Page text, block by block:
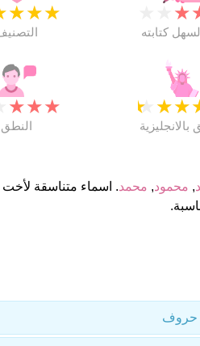
★
★
★ ★
كتابته
★
★
★
النطق
★
★
★
بالانجليزية
, محمود, محمد. اسماء متناسقة لأخت Hilda هي: